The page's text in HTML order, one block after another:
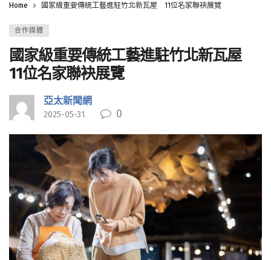
Home 國家級重要傳統工藝進駐竹北新瓦屋 11位名家聯袂展覽
合作媒體
國家級重要傳統工藝進駐竹北新瓦屋
11位名家聯袂展覽
亞太新聞網
2025-05-31 0